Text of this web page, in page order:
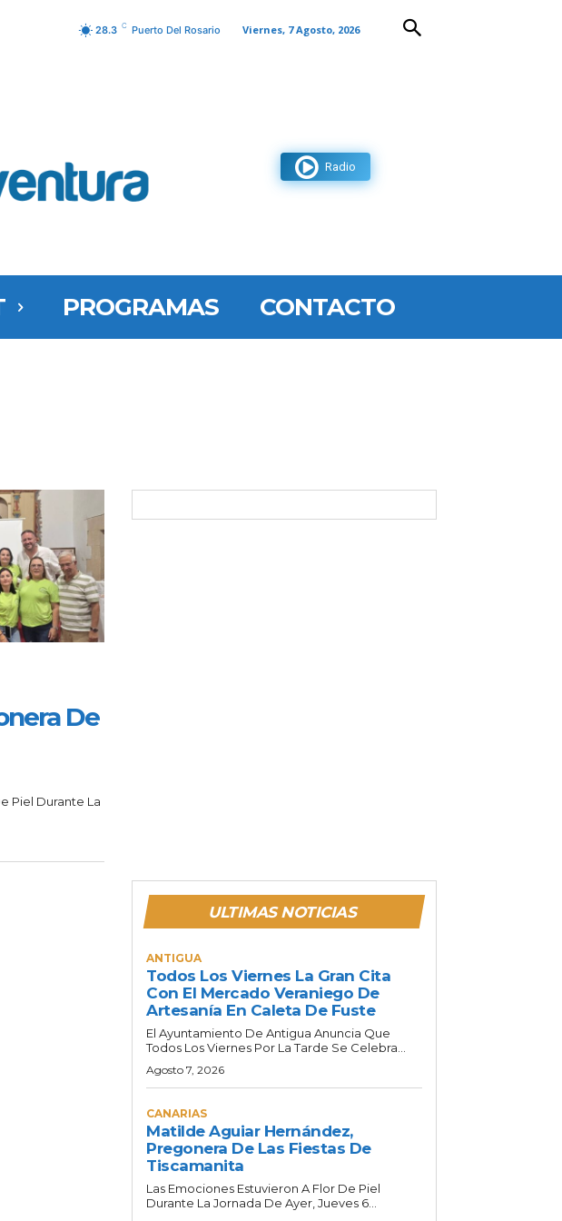
28.3 C Puerto Del Rosario Viernes, 7 Agosto, 2026
Radio
PROGRAMAS CONTACTO
De
Piel Durante La
ULTIMAS NOTICIAS
ANTIGUA
Todos Los Viernes La Gran Cita
Con El Mercado Veraniego De
Artesanía En Caleta De Fuste
El Ayuntamiento De Antigua Anuncia Que
Todos Los Viernes Por La Tarde Se Celebra...
Agosto 7, 2026
CANARIAS
Matilde Aguiar Hernández,
Pregonera De Las Fiestas De
Tiscamanita
Las Emociones Estuvieron A Flor De Piel
Durante La Jornada De Ayer, Jueves 6...